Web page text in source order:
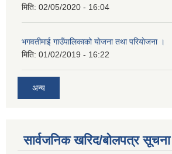
मिति: 02/05/2020 - 16:04
भगवतीमाई गाउँपालिकाको याेजना तथा परियाेजना ।
मिति: 01/02/2019 - 16:22
अन्य
सार्वजनिक खरिद/बोलपत्र सूचना